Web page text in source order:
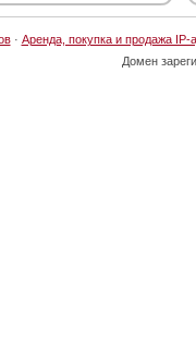
· Аренда, покупка и продажа IP-
Домен